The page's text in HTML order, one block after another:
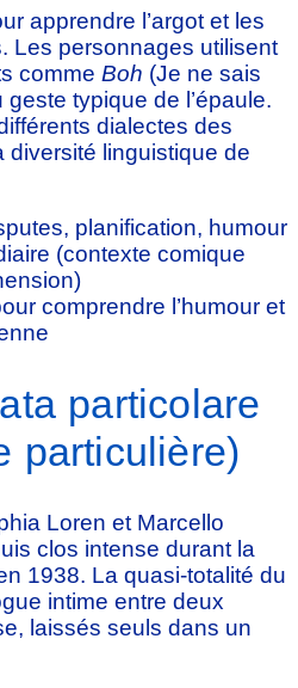
apprendre l’argot et les
Les personnages utilisent
comme Boh (Je ne sais
typique de l’épaule.
dialectes des
diversité linguistique de
planification, humour
(contexte comique
comprendre l’humour et
particolare
particulière)
Loren et Marcello
clos intense durant la
1938. La quasi-totalité du
intime entre deux
laissés seuls dans un